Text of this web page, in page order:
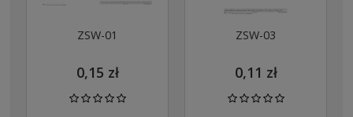
ZSW-01
0,15 zł
ZSW-03
0,11 zł